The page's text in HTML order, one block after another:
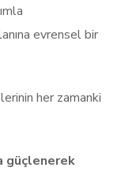
evrensel bir
her zamanki
güçlenerek